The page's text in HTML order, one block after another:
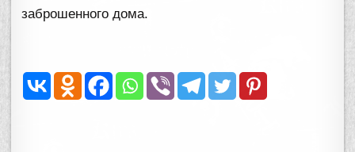
заброшенного дома.